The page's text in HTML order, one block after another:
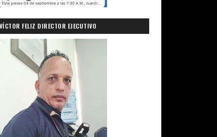
FELIZ DIRECTOR EJECUTIVO